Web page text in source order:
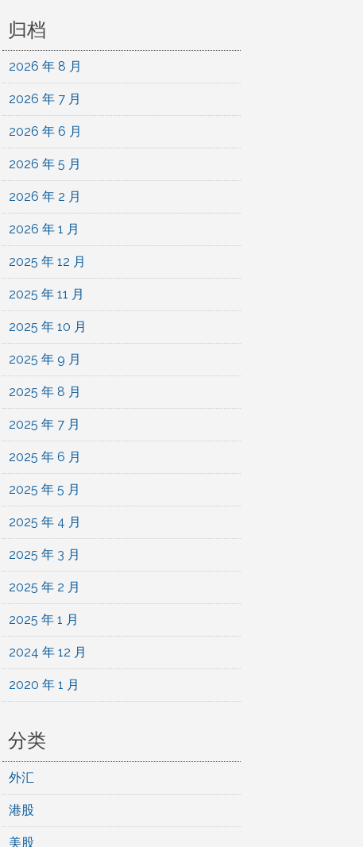
归档
2026 年 8 月
2026 年 7 月
2026 年 6 月
2026 年 5 月
2026 年 2 月
2026 年 1 月
2025 年 12 月
2025 年 11 月
2025 年 10 月
2025 年 9 月
2025 年 8 月
2025 年 7 月
2025 年 6 月
2025 年 5 月
2025 年 4 月
2025 年 3 月
2025 年 2 月
2025 年 1 月
2024 年 12 月
2020 年 1 月
分类
外汇
港股
美股